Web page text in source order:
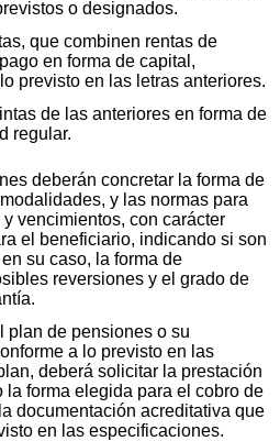
o designados.
que combinen rentas de
en forma de capital,
previsto en las letras anteriores.
de las anteriores en forma de
regular.
deberán concretar la forma de
y las normas para
vencimientos, con carácter
el beneficiario, indicando si son
su caso, la forma de
reversiones y el grado de
plan de pensiones o su
a lo previsto en las
deberá solicitar la prestación
la forma elegida para el cobro de
documentación acreditativa que
en las especificaciones.